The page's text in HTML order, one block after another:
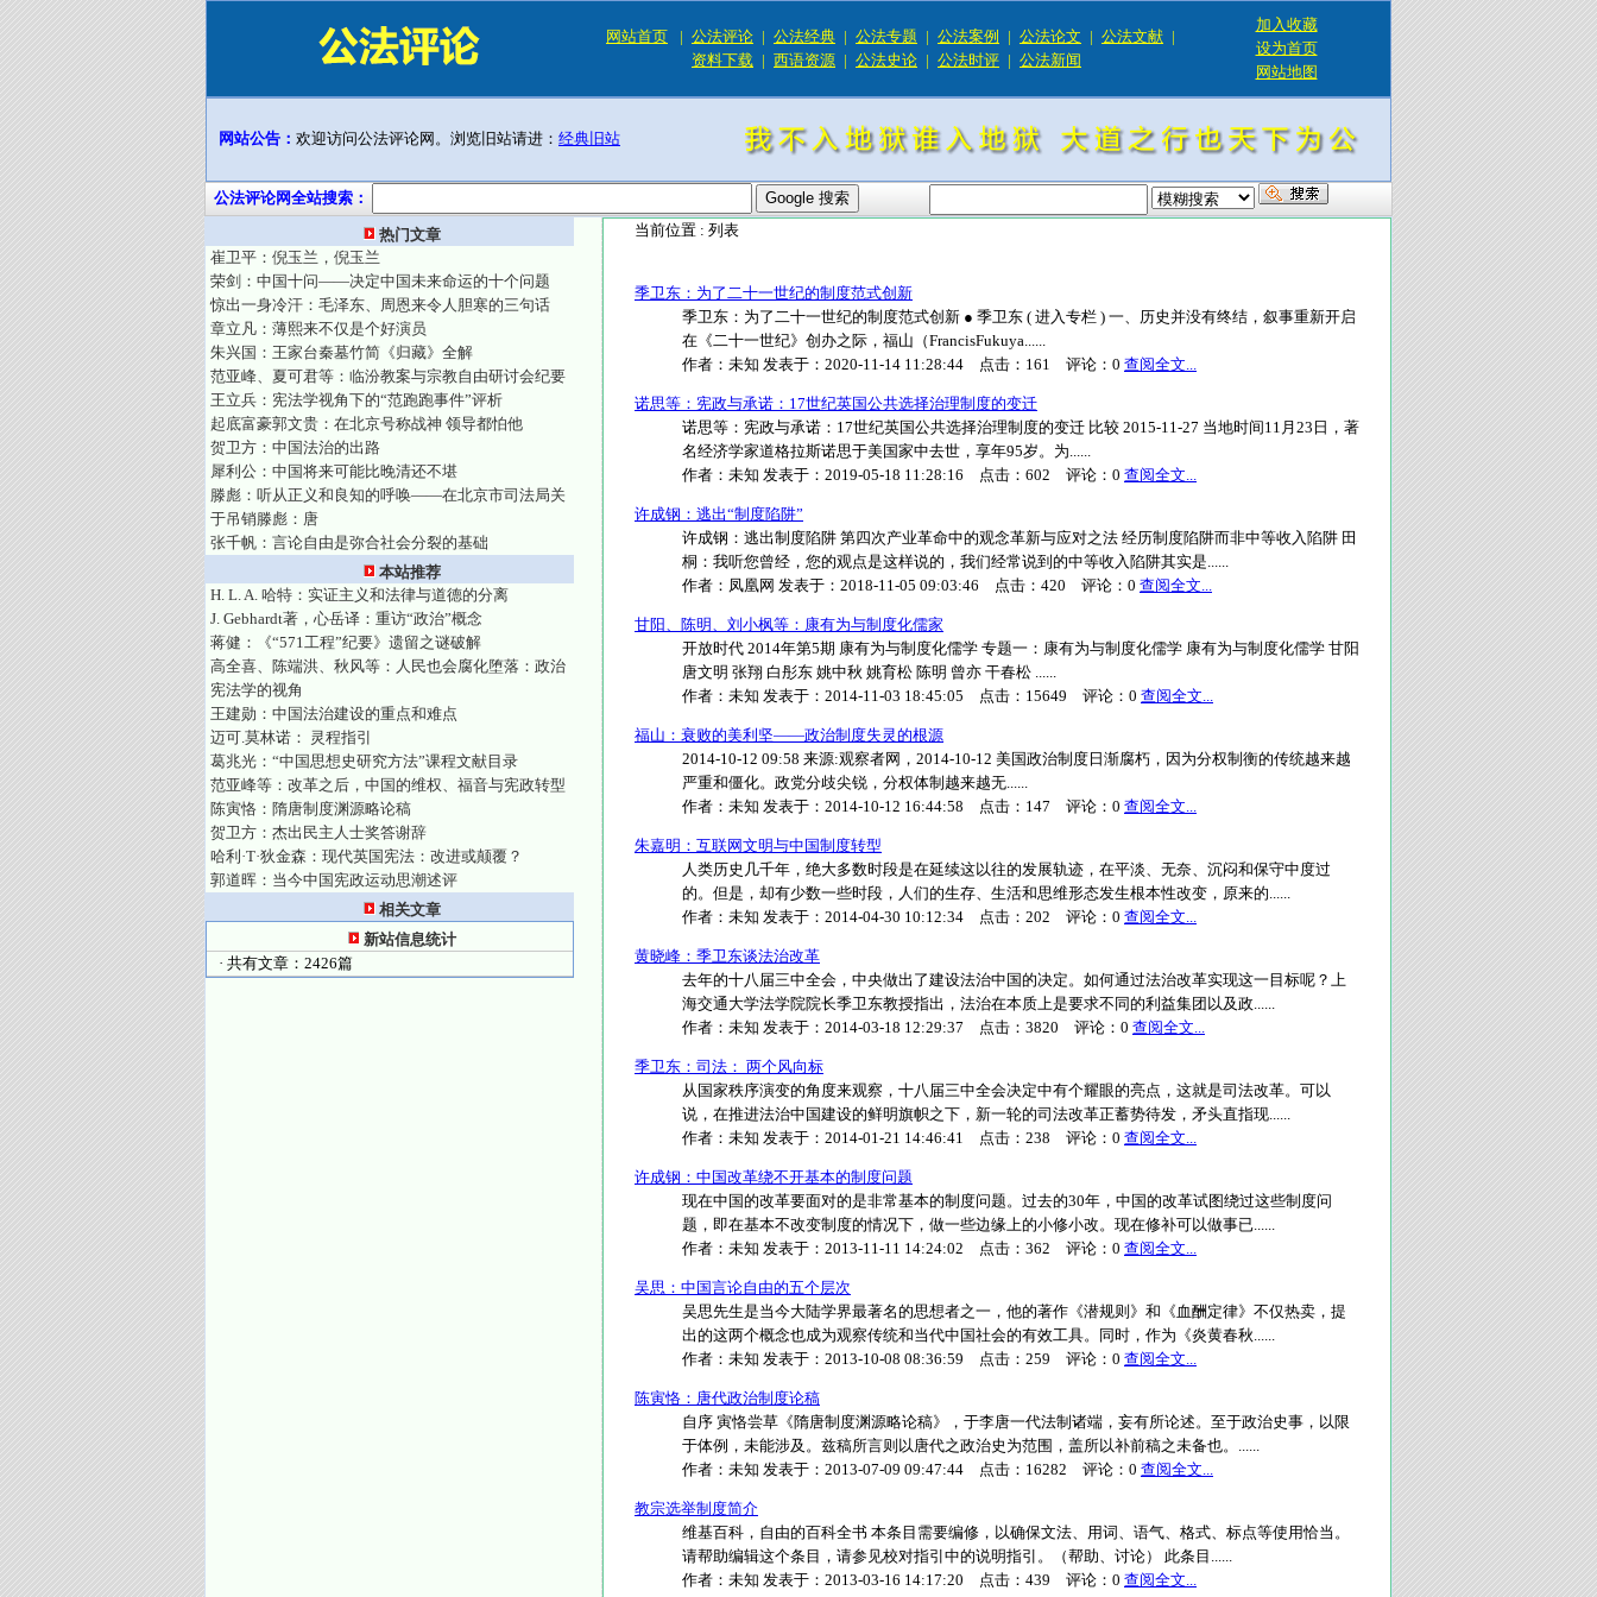
网站首页 | 公法评论 | 公法经典 | 公法专题 | 公法案例 | 公法论文 | 公法文献 |
资料下载 | 西语资源 | 公法史论 | 公法时评 | 公法新闻
加入收藏
设为首页
网站地图
网站公告： 欢迎访问公法评论网。浏览旧站请进： 经典旧站
公法评论网全站搜索：
热门文章
崔卫平：倪玉兰，倪玉兰
荣剑：中国十问——决定中国未来命运的十个问题
惊出一身冷汗：毛泽东、周恩来令人胆寒的三句话
章立凡：薄熙来不仅是个好演员
朱兴国：王家台秦墓竹简《归藏》全解
范亚峰、夏可君等：临汾教案与宗教自由研讨会纪要
王立兵：宪法学视角下的“范跑跑事件”评析
起底富豪郭文贵：在北京号称战神 领导都怕他
贺卫方：中国法治的出路
犀利公：中国将来可能比晚清还不堪
滕彪：听从正义和良知的呼唤——在北京市司法局关
于吊销滕彪：唐
张千帆：言论自由是弥合社会分裂的基础
本站推荐
H. L. A. 哈特：实证主义和法律与道德的分离
J. Gebhardt著，心岳译：重访“政治”概念
蒋健：《“571工程”纪要》遗留之谜破解
高全喜、陈端洪、秋风等：人民也会腐化堕落：政治
宪法学的视角
王建勋：中国法治建设的重点和难点
迈可.莫林诺： 灵程指引
葛兆光：“中国思想史研究方法”课程文献目录
范亚峰等：改革之后，中国的维权、福音与宪政转型
陈寅恪：隋唐制度渊源略论稿
贺卫方：杰出民主人士奖答谢辞
哈利·T·狄金森：现代英国宪法：改进或颠覆？
郭道晖：当今中国宪政运动思潮述评
相关文章
新站信息统计
· 共有文章：2426篇
当前位置 : 列表
季卫东：为了二十一世纪的制度范式创新
季卫东：为了二十一世纪的制度范式创新 ● 季卫东 ( 进入专栏 ) 一、历史并没有终结，叙事重新开启
在《二十一世纪》创办之际，福山（FrancisFukuya......
作者： 未知 发表于： 2020-11-14 11:28:44 点击： 161 评论： 0 查阅全文...
诺思等：宪政与承诺：17世纪英国公共选择治理制度的变迁
诺思等：宪政与承诺：17世纪英国公共选择治理制度的变迁 比较 2015-11-27 当地时间11月23日，著
名经济学家道格拉斯诺思于美国家中去世，享年95岁。为......
作者： 未知 发表于： 2019-05-18 11:28:16 点击： 602 评论： 0 查阅全文...
许成钢：逃出“制度陷阱”
许成钢：逃出制度陷阱 第四次产业革命中的观念革新与应对之法 经历制度陷阱而非中等收入陷阱 田
桐：我听您曾经，您的观点是这样说的，我们经常说到的中等收入陷阱其实是......
作者： 凤凰网 发表于： 2018-11-05 09:03:46 点击： 420 评论： 0 查阅全文...
甘阳、陈明、刘小枫等：康有为与制度化儒家
开放时代 2014年第5期 康有为与制度化儒学 专题一：康有为与制度化儒学 康有为与制度化儒学 甘阳
唐文明 张翔 白彤东 姚中秋 姚育松 陈明 曾亦 干春松 ......
作者： 未知 发表于： 2014-11-03 18:45:05 点击： 15649 评论： 0 查阅全文...
福山：衰败的美利坚——政治制度失灵的根源
2014-10-12 09:58 来源:观察者网，2014-10-12 美国政治制度日渐腐朽，因为分权制衡的传统越来越
严重和僵化。政党分歧尖锐，分权体制越来越无......
作者： 未知 发表于： 2014-10-12 16:44:58 点击： 147 评论： 0 查阅全文...
朱嘉明：互联网文明与中国制度转型
人类历史几千年，绝大多数时段是在延续这以往的发展轨迹，在平淡、无奈、沉闷和保守中度过
的。但是，却有少数一些时段，人们的生存、生活和思维形态发生根本性改变，原来的......
作者： 未知 发表于： 2014-04-30 10:12:34 点击： 202 评论： 0 查阅全文...
黄晓峰：季卫东谈法治改革
去年的十八届三中全会，中央做出了建设法治中国的决定。如何通过法治改革实现这一目标呢？上
海交通大学法学院院长季卫东教授指出，法治在本质上是要求不同的利益集团以及政......
作者： 未知 发表于： 2014-03-18 12:29:37 点击： 3820 评论： 0 查阅全文...
季卫东：司法： 两个风向标
从国家秩序演变的角度来观察，十八届三中全会决定中有个耀眼的亮点，这就是司法改革。可以
说，在推进法治中国建设的鲜明旗帜之下，新一轮的司法改革正蓄势待发，矛头直指现......
作者： 未知 发表于： 2014-01-21 14:46:41 点击： 238 评论： 0 查阅全文...
许成钢：中国改革绕不开基本的制度问题
现在中国的改革要面对的是非常基本的制度问题。过去的30年，中国的改革试图绕过这些制度问
题，即在基本不改变制度的情况下，做一些边缘上的小修小改。现在修补可以做事已......
作者： 未知 发表于： 2013-11-11 14:24:02 点击： 362 评论： 0 查阅全文...
吴思：中国言论自由的五个层次
吴思先生是当今大陆学界最著名的思想者之一，他的著作《潜规则》和《血酬定律》不仅热卖，提
出的这两个概念也成为观察传统和当代中国社会的有效工具。同时，作为《炎黄春秋......
作者： 未知 发表于： 2013-10-08 08:36:59 点击： 259 评论： 0 查阅全文...
陈寅恪：唐代政治制度论稿
自序 寅恪尝草《隋唐制度渊源略论稿》，于李唐一代法制诸端，妄有所论述。至于政治史事，以限
于体例，未能涉及。兹稿所言则以唐代之政治史为范围，盖所以补前稿之未备也。......
作者： 未知 发表于： 2013-07-09 09:47:44 点击： 16282 评论： 0 查阅全文...
教宗选举制度简介
维基百科，自由的百科全书 本条目需要编修，以确保文法、用词、语气、格式、标点等使用恰当。
请帮助编辑这个条目，请参见校对指引中的说明指引。（帮助、讨论） 此条目......
作者： 未知 发表于： 2013-03-16 14:17:20 点击： 439 评论： 0 查阅全文...